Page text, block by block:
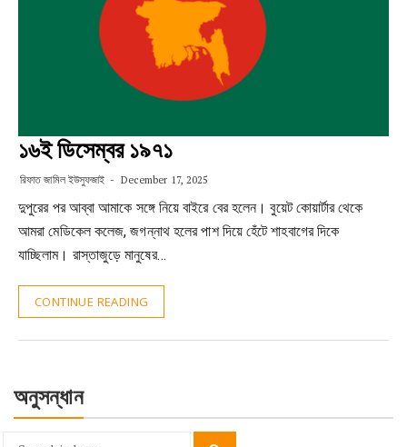
১৬ই ডিসেম্বর ১৯৭১
রিফাত জামিল ইউসুফজাই December 17, 2025
দুপুরের পর আব্বা আমাকে সঙ্গে নিয়ে বাইরে বের হলেন। বুয়েট কোয়ার্টার থেকে
আমরা মেডিকেল কলেজ, জগন্নাথ হলের পাশ দিয়ে হেঁটে শাহবাগের দিকে
যাচ্ছিলাম। রাস্তাজুড়ে মানুষের…
CONTINUE READING
অনুসন্ধান